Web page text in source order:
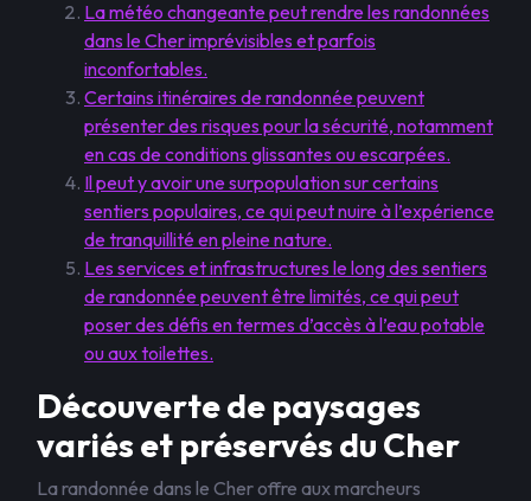
La météo changeante peut rendre les randonnées
dans le Cher imprévisibles et parfois
inconfortables.
Certains itinéraires de randonnée peuvent
présenter des risques pour la sécurité, notamment
en cas de conditions glissantes ou escarpées.
Il peut y avoir une surpopulation sur certains
sentiers populaires, ce qui peut nuire à l’expérience
de tranquillité en pleine nature.
Les services et infrastructures le long des sentiers
de randonnée peuvent être limités, ce qui peut
poser des défis en termes d’accès à l’eau potable
ou aux toilettes.
Découverte de paysages
variés et préservés du Cher
La randonnée dans le Cher offre aux marcheurs